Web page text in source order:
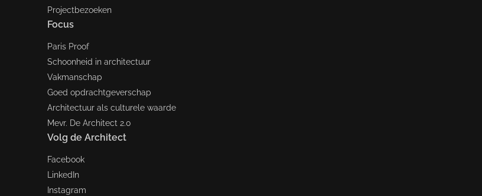
Projectbezoeken
Focus
Paris Proof
Schoonheid in architectuur
Vakmanschap
Goed opdrachtgeverschap
Architectuur als culturele waarde
Mevr. De Architect 2.0
Volg de Architect
Facebook
LinkedIn
Instagram